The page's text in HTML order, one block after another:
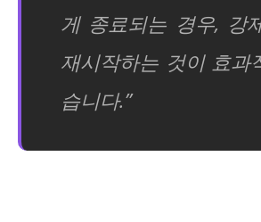
게 종료되는 경우, 강
재시작하는 것이 효과
습니다.”